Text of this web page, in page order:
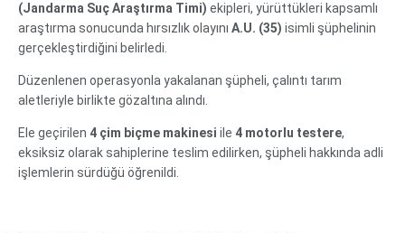
(Jandarma Suç Araştırma Timi) ekipleri, yürüttükleri kapsamlı
araştırma sonucunda hırsızlık olayını A.U. (35) isimli şüphelinin
gerçekleştirdiğini belirledi.
Düzenlenen operasyonla yakalanan şüpheli, çalıntı tarım
aletleriyle birlikte gözaltına alındı.
Ele geçirilen 4 çim biçme makinesi ile 4 motorlu testere,
eksiksiz olarak sahiplerine teslim edilirken, şüpheli hakkında adli
işlemlerin sürdüğü öğrenildi.